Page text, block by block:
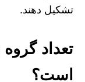
تشکیل دهند.
تعداد
است؟